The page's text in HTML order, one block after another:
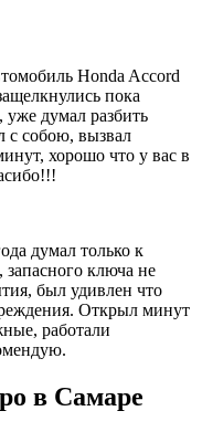
Honda Accord
пока
думал разбить
с собою, вызвал
хорошо что у вас в
думал только к
запасного ключа не
был удивлен что
Открыл минут
работали
в Самаре